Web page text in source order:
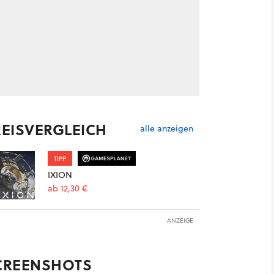
alle anzeigen
TIPP
IXION
ab 12,30 €
ANZEIGE